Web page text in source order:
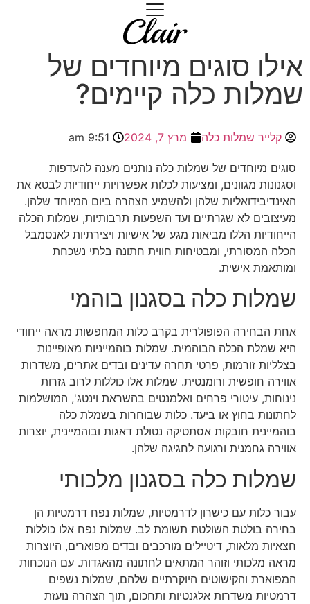
אילו סוגים מיוחדים של
שמלות כלה קיימים?
קלייר שמלות כלה מרץ 7, 2024 9:51 am
סוגים מיוחדים של שמלות כלה נותנים מענה להעדפות
וסגנונות מגוונים, ומציעות לכלות אפשרויות ייחודיות לבטא את
האינדיבידואליות שלהן ולהשמיע הצהרה ביום המיוחד שלהן.
מעיצובים לא שגרתיים ועד השפעות תרבותיות, שמלות הכלה
הייחודיות הללו מביאות מגע של אישיות ויצירתיות לאנסמבל
הכלה המסורתי, ומבטיחות חווית חתונה בלתי נשכחת
ומותאמת אישית.
שמלות כלה בסגנון בוהמי
אחת הבחירה הפופולרית בקרב כלות המחפשות מראה ייחודי
היא שמלת הכלה הבוהמית. שמלות בוהמייניות מאופיינות
בצלליות זורמות, פרטי תחרה עדינים ובדים אתרים, משדרות
אווירה חופשית ורומנטית. שמלות אלו כוללות לרוב גזרות
נינוחות, עיטורי פרחים ואלמנטים בהשראת וינטג', המושלמות
לחתונות בחוץ או ביעד. כלות שבוחרות בשמלת כלה
בוהמיינית חובקות אסתטיקה נטולת דאגות ובוהמיינית, יוצרות
אווירה גחמנית ורגועה לחגיגה שלהן.
שמלות כלה בסגנון מלכותי
עבור כלות עם כישרון לדרמטיות, שמלות נפח דרמטיות הן
בחירה בולטת השולטת תשומת לב. שמלות נפח אלו כוללות
חצאיות מלאות, דיטיילים מורכבים ובדים מפוארים, היוצרות
מראה מלכותי וזוהר המתאים לחתונה מהאגדות. עם הנוכחות
המפוארת והקישוטים היוקרתיים שלהם, שמלות נשפים
דרמטיות משדרות אלגנטיות ותחכום, תוך הצהרה נועזת